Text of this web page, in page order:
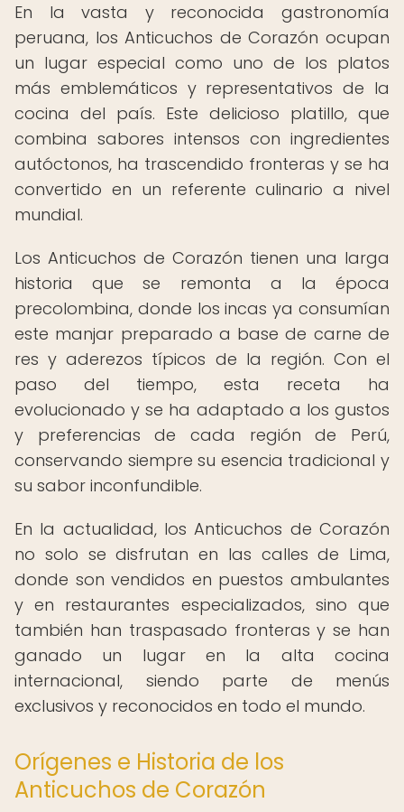
En la vasta y reconocida gastronomía
peruana, los Anticuchos de Corazón ocupan
un lugar especial como uno de los platos
más emblemáticos y representativos de la
cocina del país. Este delicioso platillo, que
combina sabores intensos con ingredientes
autóctonos, ha trascendido fronteras y se ha
convertido en un referente culinario a nivel
mundial.
Los Anticuchos de Corazón tienen una larga
historia que se remonta a la época
precolombina, donde los incas ya consumían
este manjar preparado a base de carne de
res y aderezos típicos de la región. Con el
paso del tiempo, esta receta ha
evolucionado y se ha adaptado a los gustos
y preferencias de cada región de Perú,
conservando siempre su esencia tradicional y
su sabor inconfundible.
En la actualidad, los Anticuchos de Corazón
no solo se disfrutan en las calles de Lima,
donde son vendidos en puestos ambulantes
y en restaurantes especializados, sino que
también han traspasado fronteras y se han
ganado un lugar en la alta cocina
internacional, siendo parte de menús
exclusivos y reconocidos en todo el mundo.
Orígenes e Historia de los
Anticuchos de Corazón